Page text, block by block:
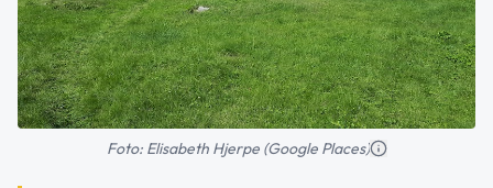
Foto: Elisabeth Hjerpe (Google Places)